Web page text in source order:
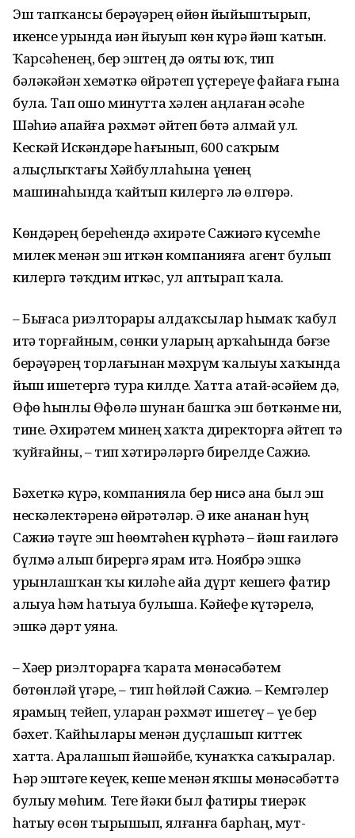
Эш тапҡансы берәүҙәрҙең өйөн йыйыштырып,
икенсе урында иҙән йыуып көн күрә йәш ҡа­тын.
Ҡарсәһенең, бер эштең дә ояты юҡ, тип
бәләкәйҙән хеҙмәткә өйрәтеп үҫтереүе файҙаға ғына
була. Тап ошо минутта хәлен аңлаған әсәһе
Шәһиҙә апайға рәхмәт әйтеп бөтә алмай ул.
Кескәй Искәндәрҙе һағынып, 600 саҡрым
алыҫлыҡтағы Хәйбул­лаһына үҙенең
машинаһында ҡайтып килергә лә өлгөрә.
Көндәрҙең береһендә әхирәте Сажиҙәгә күсемһеҙ
милек менән эш иткән компанияға агент булып
килергә тәҡдим иткәс, ул аптырап ҡала.
– Бығаса риэлторҙарҙы алдаҡ­сы­лар һымаҡ ҡабул
итә тор­ғай­ным, сөнки уларҙың арҡа­һында бәғзе
берәүҙәрҙең торлағынан мәхрүм ҡалыуы хаҡында
йыш ишетергә тура килде. Хатта атай-әсәйем дә,
Өфө һынлы Өфөлә шунан башҡа эш бөткәнме ни,
тине. Әхирәтем минең хаҡта директорға әйтеп тә
ҡуйғайны, – тип хәтирәләргә бирелде Сажиҙә.
Бәхеткә күрә, компанияла бер нисә аҙна был эш
нескәлектәренә өйрәтәләр. Ә ике аҙнанан һуң
Сажиҙә тәүге эш һөҙөмтәһен күрһәтә – йәш ғаиләгә
бүлмә алып бирергә ярҙам итә. Ноябрҙә эшкә
урынлашҡан ҡыҙ киләһе айҙа дүрт кешегә фатир
алыуҙа һәм һатыуҙа булыша. Кәйефе күтәрелә,
эшкә дәрт уяна.
– Хәҙер риэлторҙарға ҡарата мө­нәсәбәтем
бөтөнләй үҙгәрҙе, – тип һөйләй Сажиҙә. – Кемгәлер
яр­ҙамың тейеп, уларҙан рәхмәт ишетеү – үҙе бер
бәхет. Ҡайһы­лары менән дуҫлашып киттек
хатта. Аралашып йәшәйбеҙ, ҡу­наҡ­ҡа саҡыралар.
Һәр эштәге ке­үек, кеше менән яҡшы мөнә­сә­бәттә
бу­лыу мөһим. Теге йәки был фатирҙы тиҙерәк
һатыу өсөн тырышып, ялғанға барһаң, мут­